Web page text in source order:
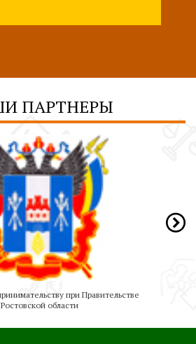
ПАРТНЕРЫ
при Правительстве
Ростовской области